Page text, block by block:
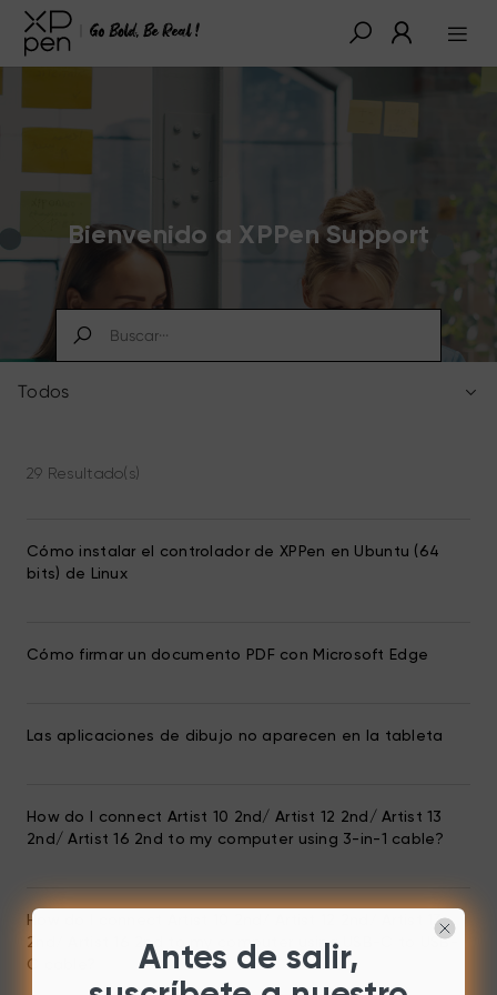
Bienvenido a XPPen Support
Todos
29 Resultado(s)
Cómo instalar el controlador de XPPen en Ubuntu (64
bits) de Linux
Cómo firmar un documento PDF con Microsoft Edge
Las aplicaciones de dibujo no aparecen en la tableta
How do I connect Artist 10 2nd/ Artist 12 2nd/ Artist 13
2nd/ Artist 16 2nd to my computer using 3-in-1 cable?
How do I connect Artist 10 2nd/ Artist 12 2nd/ Artist 13
2nd/ Artist 16 2nd to my computer using USB-C to USB-
C cable?
Antes de salir,